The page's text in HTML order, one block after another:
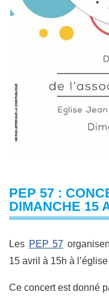
PEP 57 :
DIMANCHE 15
Les PEP 57
15 avril à 15h à
Ce concert est donné